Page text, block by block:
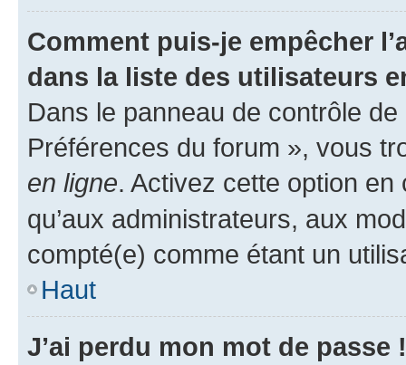
Comment puis-je empêcher
dans la liste des utilisateurs
Dans le panneau de contrôle
Préférences du forum », vous
en ligne. Activez cette option
qu’aux administrateurs, aux
compté(e) comme étant un
Haut
J’ai perdu mon mot de passe !